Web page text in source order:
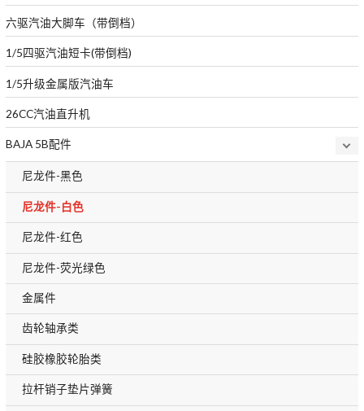
六驱汽油大脚车（带倒档）
1/5四驱汽油短卡(带倒档)
1/5升级金属版汽油车
26CC汽油直升机
BAJA 5B配件
尼龙件-黑色
尼龙件-白色
尼龙件-红色
尼龙件-荧光绿色
金属件
齿轮轴承类
硅胶橡胶轮胎类
拉杆销子垫片弹簧